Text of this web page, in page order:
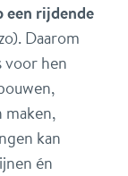
een rijdende
Daarom
voor hen
maken,
kan
én